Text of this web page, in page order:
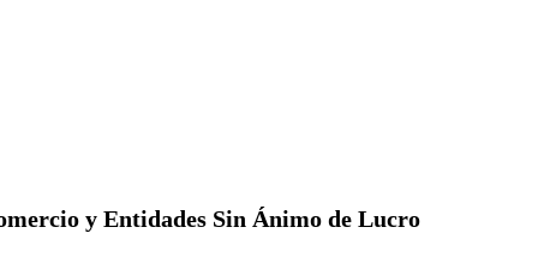
y Entidades Sin Ánimo de Lucro